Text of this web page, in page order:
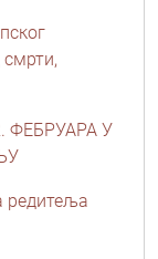
У
редитеља